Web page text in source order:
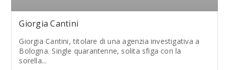
Giorgia Cantini
Giorgia Cantini, titolare di una agenzia investigativa a
Bologna. Single quarantenne, solita sfiga con la
sorella...